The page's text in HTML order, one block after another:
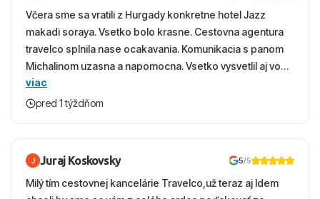
Včera sme sa vratili z Hurgady konkretne hotel Jazz
makadi soraya. Vsetko bolo krasne. Cestovna agentura
travelco splnila nase ocakavania. Komunikacia s panom
Michalinom uzasna a napomocna. Vsetko vysvetlil aj vo
vecernych hodinach zaco sa ospravedlnujem. Hotel
krasny, cisty. Sluzby top. Strava, prostredie, more,
viac
pred 1 týždňom
Juraj Koskovsky 5/5
Milý tím cestovnej kancelárie Travelco,už teraz aj Idem